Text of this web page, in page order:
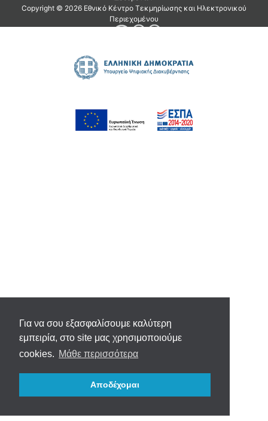
Για να σου εξασφαλίσουμε καλύτερη
εμπειρία, στο site μας χρησιμοποιούμε
cookies. Μάθε περισσότερα
Αποδέχομαι